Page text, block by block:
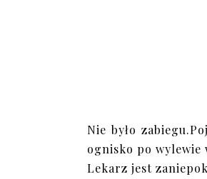
Nie było
ognisko po wylewie
Lekarz jest